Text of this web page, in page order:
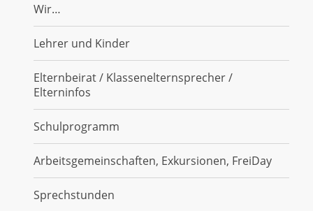
Wir…
Lehrer und Kinder
Elternbeirat / Klassenelternsprecher /
Elterninfos
Schulprogramm
Arbeitsgemeinschaften, Exkursionen, FreiDay
Sprechstunden